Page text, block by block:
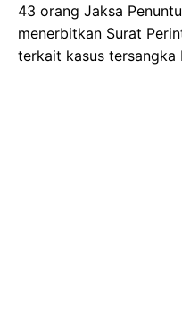
43 orang Jaksa
menerbitkan Surat
terkait kasus tersangka